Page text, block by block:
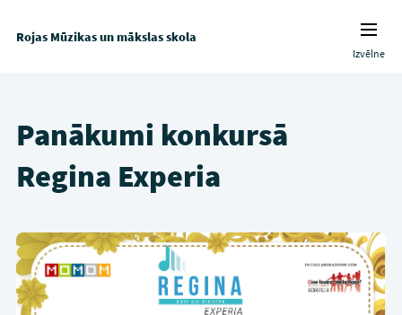
Rojas Mūzikas un mākslas skola
Izvēlne
Panākumi konkursā
Regina Experia